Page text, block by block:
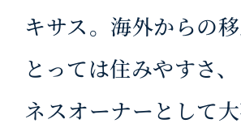
キサス。海外からの
とっては住みやすさ
ネスオーナーとして